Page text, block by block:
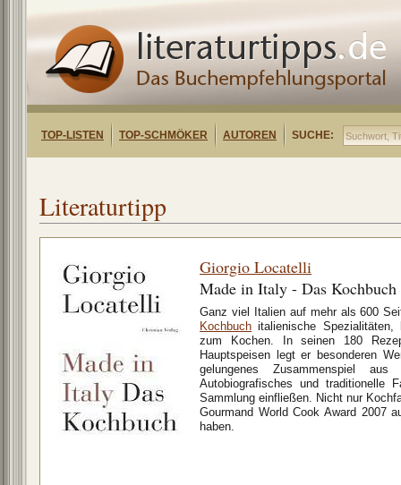
TOP-LISTEN TOP-SCHMÖKER AUTOREN SUCHE:
Literaturtipp
Giorgio Locatelli
Made in Italy - Das Kochbuch
Ganz viel Italien auf mehr als 600
Kochbuch italienische
zum Kochen. In seinen 180
Hauptspeisen legt er besonderen
gelungenes Zusammenspiel
Autobiografisches und traditionelle
Sammlung einfließen. Nicht nur
Gourmand World Cook Award 2007
haben.